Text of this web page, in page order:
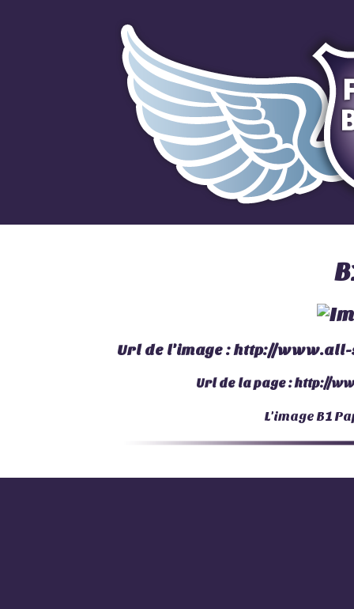
Url de l'image :http://www.all-
Url de la page :http://
L'imageB1